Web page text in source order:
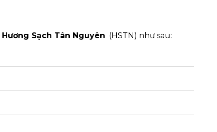
Hương Sạch Tân Nguyên (HSTN) như sau: